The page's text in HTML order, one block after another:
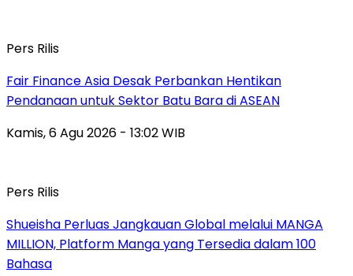
Pers Rilis
Fair Finance Asia Desak Perbankan Hentikan
Pendanaan untuk Sektor Batu Bara di ASEAN
Kamis, 6 Agu 2026 - 13:02 WIB
Pers Rilis
Shueisha Perluas Jangkauan Global melalui MANGA
MILLION, Platform Manga yang Tersedia dalam 100
Bahasa